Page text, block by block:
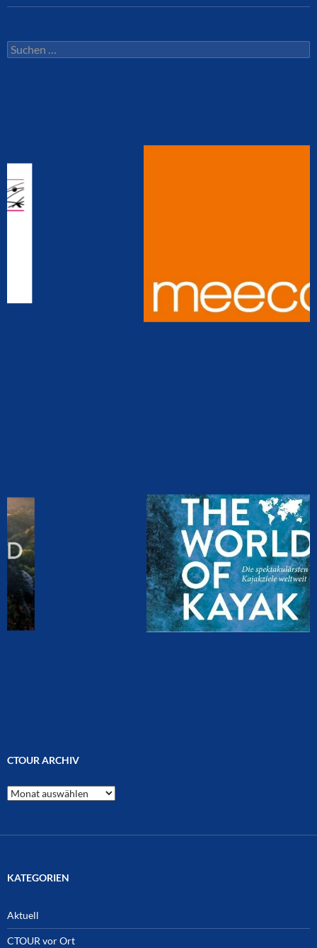
Suchen
nach:
CTOUR ARCHIV
CTOUR
Archiv
KATEGORIEN
Aktuell
CTOUR vor Ort